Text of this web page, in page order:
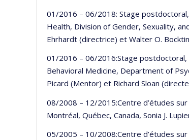
01/2016 – 06/2018: Stage
Health, Division of Gender, Sexuality,
Ehrhardt (directrice) et Walter O.
01/2016 – 06/2016:Stage postdoctoral,
Behavioral Medicine, Department of
Picard (Mentor) et Richard Sloan
08/2008 – 12/2015:Centre d’études
Montréal, Québec, Canada, Sonia J.
05/2005 – 10/2008:Centre d’études